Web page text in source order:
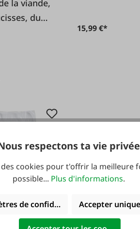
la viande,
du
15,99 €*
#46237
Bande
respectons ta vie privée
des cookies pour t'offrir la meilleure
possible... Plus d'informations.
de confidentialitéAccepter